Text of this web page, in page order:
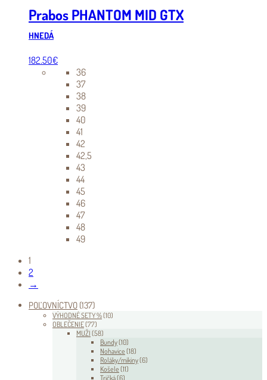
Prabos PHANTOM MID GTX
HNEDÁ
182.50€
36
37
38
39
40
41
42
42,5
43
44
45
46
47
48
49
1
2
→
POĽOVNÍCTVO (137)
VÝHODNÉ SETY %(10)
OBLEČENIE(77)
MUŽI (58)
Bundy(10)
Nohavice (18)
Roláky/mikiny(6)
Košele (11)
Tričká(6)